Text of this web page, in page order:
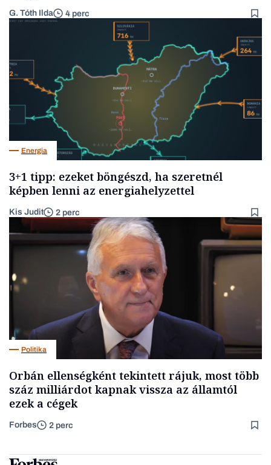
G. Tóth Ilda 4 perc
Energia
3+1 tipp: ezeket böngészd, ha szeretnél
képben lenni az energiahelyzettel
Kis Judit 2 perc
Politika
Orbán ellenségként tekintett rájuk, most több
száz milliárdot kapnak vissza az államtól
ezek a cégek
Forbes 2 perc